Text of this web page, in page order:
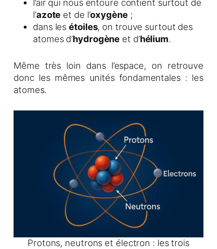
l’air qui nous entoure contient surtout de
l’azote et de l’oxygène;
dans lesétoiles, on trouve surtout des
atomes d’hydrogène et d’hélium.
Même très loin dans l’espace, on retrouve
donc les mêmes unités fondamentales : les
atomes.
Protons, neutrons et électron : les trois